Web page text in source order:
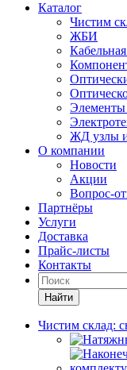
Каталог
Чистим
ЖБИ
ЖД узлы и
О компании
Новости
Акции
Вопрос-
Партнёры
Услуги
Доставка
Прайс-листы
Контакты
Найти
Чистим склад: